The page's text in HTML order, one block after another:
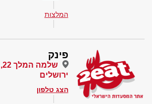
המלצות
פינק
ירושלים
הצג טלפון